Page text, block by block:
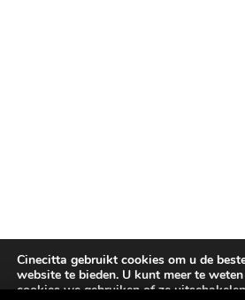
Cinecitta gebruikt cookies om u de
website te bieden. U kunt meer te
cookies we gebruiken of ze